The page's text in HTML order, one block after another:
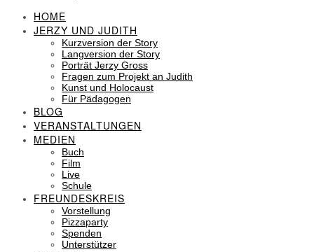
HOME
JERZY UND JUDITH
Kurzversion der Story
Langversion der Story
Porträt Jerzy Gross
Fragen zum Projekt an Judith
Kunst und Holocaust
Für Pädagogen
BLOG
VERANSTALTUNGEN
MEDIEN
Buch
Film
Live
Schule
FREUNDESKREIS
Vorstellung
Pizzaparty
Spenden
Unterstützer